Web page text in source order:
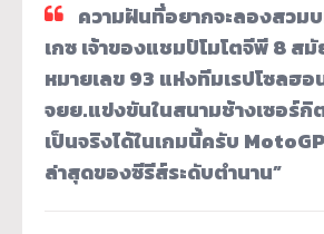
ความฝันที่อยากจะลองสวม
เกซ เจ้าของแชมป์โมโตจีพี 8 สมั
หมายเลข 93 แห่งทีมเรปโซลฮอ
จยย.แข่งขันในสนามช้างเซอร์
เป็นจริงได้ในเกมนี้ครับ
ล่าสุดของซีรีส์ระดับตำนาน”